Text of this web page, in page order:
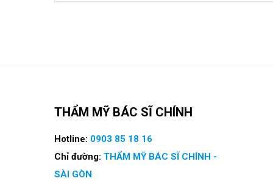
THẨM MỸ BÁC SĨ CHÍNH
Hotline: 0903 85 18 16
Chỉ đường: THẨM MỸ BÁC SĨ CHÍNH -
SÀI GÒN